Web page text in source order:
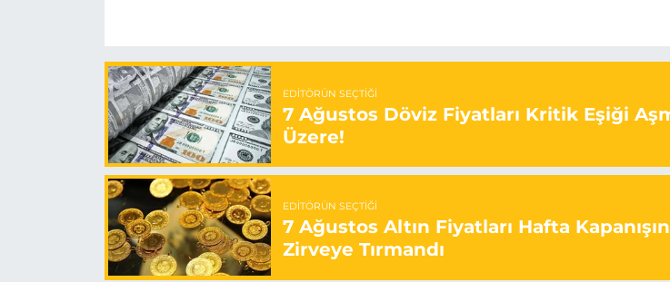
EDITÖRÜN SEÇTIĞI
7 Ağustos Döviz Fiyatları Kritik Eşiği
Üzere!
EDITÖRÜN SEÇTIĞI
7 Ağustos Altın Fiyatları Hafta
Zirveye Tırmandı